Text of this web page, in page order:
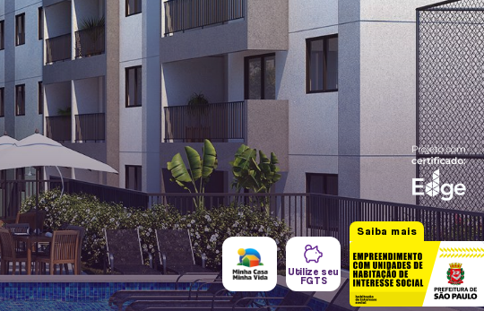
Utilize seu
FGTS
Saiba mais